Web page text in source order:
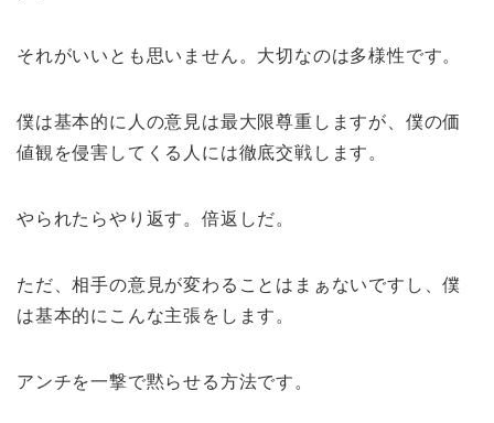
それがいいとも思いません。大切なのは多様性です。
僕は基本的に人の意見は最大限尊重しますが、僕の価
値観を侵害してくる人には徹底交戦します。
やられたらやり返す。倍返しだ。
ただ、相手の意見が変わることはまぁないですし、僕
は基本的にこんな主張をします。
アンチを一撃で黙らせる方法です。